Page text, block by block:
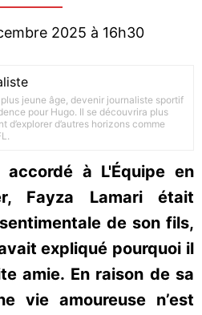
2025 à 16h30
jeune âge, devenir journaliste sportif
pour Hugo. Il se découvrira plus
d’explorer d’autres horizons comme
à L'Équipe en
Fayza Lamari était
de son fils,
expliqué pourquoi il
amie. En raison de sa
vie amoureuse n’est